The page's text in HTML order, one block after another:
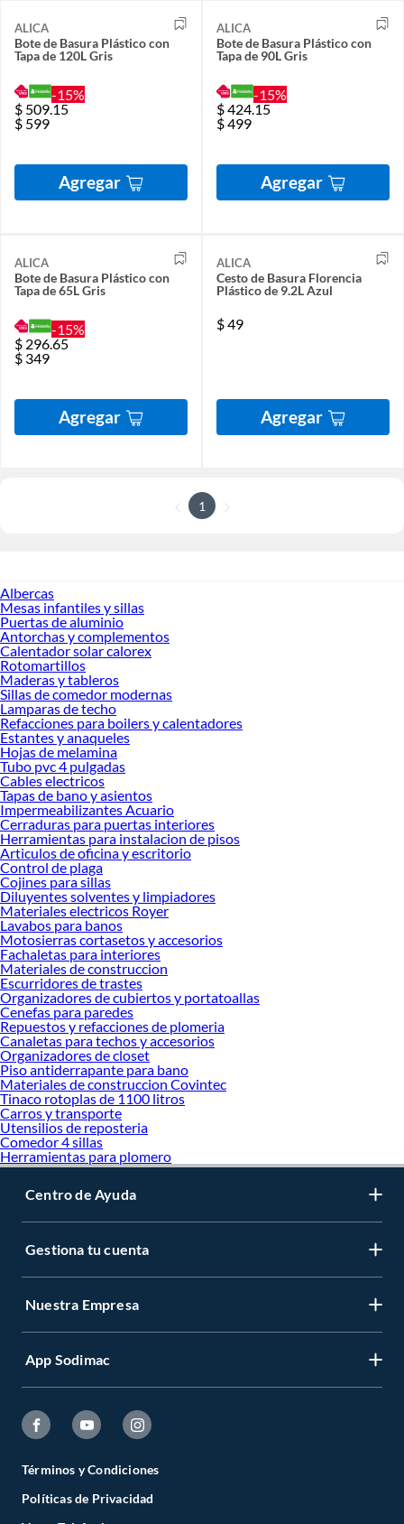
ALICA
Bote de Basura Plástico con
Tapa de 120L Gris
-15%
$ 509.15
$ 599
Agregar
ALICA
Bote de Basura Plástico con
Tapa de 90L Gris
-15%
$424.15
$499
Agregar
ALICA
Bote de Basura Plástico con
Tapa de 65L Gris
-15%
$ 296.65
$ 349
Agregar
ALICA
Cesto de Basura Florencia
Plástico de 9.2L Azul
$49
Agregar
1
Albercas
Mesas infantiles y sillas
Puertas de aluminio
Antorchas y complementos
Calentador solar calorex
Rotomartillos
Maderas y tableros
Sillas de comedor modernas
Lamparas de techo
Refacciones para boilers y calentadores
Estantes y anaqueles
Hojas de melamina
Tubo pvc 4 pulgadas
Cables electricos
Tapas de bano y asientos
Impermeabilizantes Acuario
Cerraduras para puertas interiores
Herramientas para instalacion de pisos
Articulos de oficina y escritorio
Control de plaga
Cojines para sillas
Diluyentes solventes y limpiadores
Materiales electricos Royer
Lavabos para banos
Motosierras cortasetos y accesorios
Fachaletas para interiores
Materiales de construccion
Escurridores de trastes
Organizadores de cubiertos y portatoallas
Cenefas para paredes
Repuestos y refacciones de plomeria
Canaletas para techos y accesorios
Organizadores de closet
Piso antiderrapante para bano
Materiales de construccion Covintec
Tinaco rotoplas de 1100 litros
Carros y transporte
Utensilios de reposteria
Comedor 4 sillas
Herramientas para plomero
Centro de Ayuda
Gestiona tu cuenta
Nuestra Empresa
App Sodimac
Términos y Condiciones
Políticas de Privacidad